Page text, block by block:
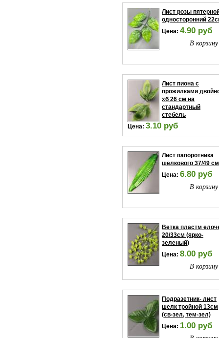
Лист розы
односторонний
Цена: 4.90 руб
В
Лист пиона с
прожилками
хб 26 см на
стандартный
стебель
Цена: 3.10 руб
В
Лист папоротника
шёлкового 37/49 см
Цена: 6.80 руб
В
Ветка пластм
20/33см (ярко-
зеленый)
Цена: 8.00 руб
В
Подразетник- лист
шелк тройной 13см
(св-зел, тем-зел)
Цена: 1.00 руб